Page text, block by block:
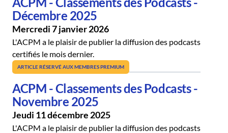
Mercredi 7 janvier 2026
Décembre 2025
L'ACPM a le plaisir de publier la diffusion des podcasts
certifiés le mois dernier.
ARTICLE RÉSERVÉ AUX MEMBRES PREMIUM
Jeudi 11 décembre 2025
ACPM - Classements des Podcasts -
Novembre 2025
L'ACPM a le plaisir de publier la diffusion des podcasts